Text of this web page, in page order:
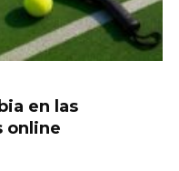
en las
online